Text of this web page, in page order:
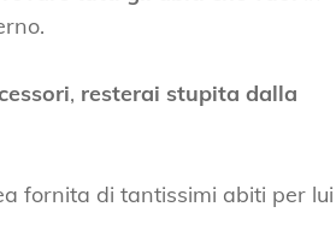
, resterai stupita dalla
fornita di tantissimi abiti per lui